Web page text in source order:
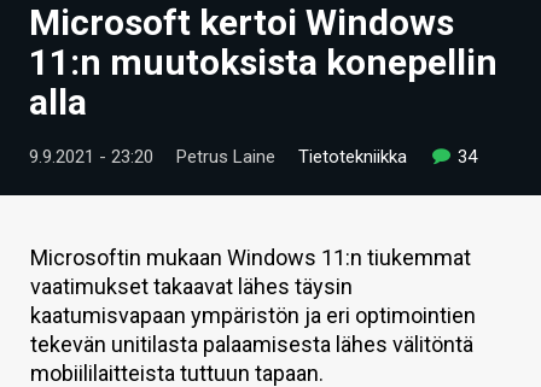
UUTISET
ARTIKKELIT
VIDEOT
TECHBBS
TIETOA
HINTA.FI
KAUPPA
Microsoft kertoi Windows
11:n muutoksista konepellin
alla
9.9.2021 - 23:20 Petrus Laine Tietotekniikka 34
Microsoftin mukaan Windows 11:n tiukemmat
vaatimukset takaavat lähes täysin
kaatumisvapaan ympäristön ja eri optimointien
tekevän unitilasta palaamisesta lähes välitöntä
mobiililaitteista tuttuun tapaan.